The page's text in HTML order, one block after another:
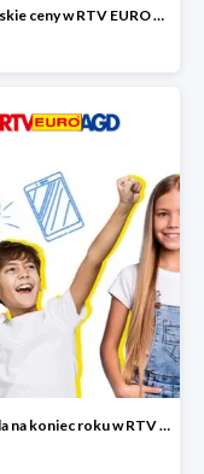
Ultra niskie ceny w RTV EURO AGD do -70%
Nagroda na koniec roku w RTV EURO AGD do -60%